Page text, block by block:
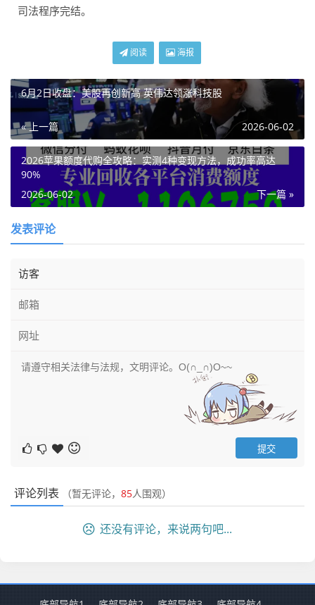
司法程序完结。
阅读 海报
6月2日收盘：美股再创新高 英伟达领涨科技股
« 上一篇 2026-06-02
2026苹果额度代购全攻略：实测4种变现方法，成功率高达
90%
下一篇 »
2026-06-02
发表评论
评论列表 （暂无评论， 85人围观）
还没有评论，来说两句吧...